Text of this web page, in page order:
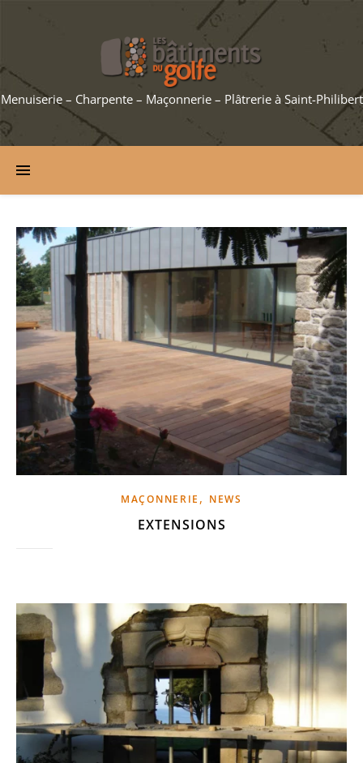
Menuiserie – Charpente – Maçonnerie – Plâtrerie à Saint-Philibert
MAÇONNERIE , NEWS
EXTENSIONS